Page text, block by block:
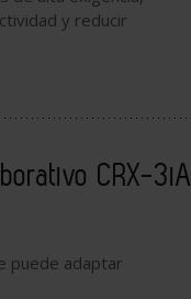
y reducir
CRX-3iA
puede adaptar